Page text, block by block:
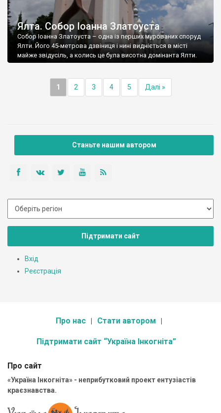
Ялта. Собор Іоанна Златоуста
Собор Іоанна Златоуста – одна із перших мурованих споруд
Ялти. Його 45-метрова дзвіниця і нині видніється в місті
майже звідусіль, а колись це була висотна домінанта Ялти.
1 2 3 4 5 Далі »
Станьте нашим автором
Підтримати сайт
Вхід
Реєстрація
Про нас Стати автором
Підтримати сайт “Україна Інкогніта”
Про сайт
«Україна Інкогніта» - неприбутковий проект ентузіастів
краєзнавства.